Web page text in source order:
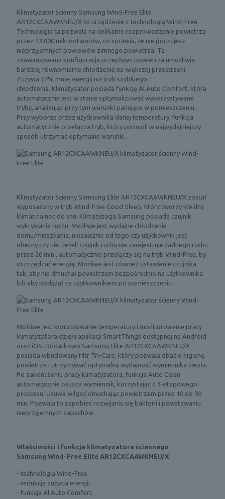
Klimatyzator ścienny Samsung Wind-Free Elite
AR12CXCAAWKNEU/X to urządzenie z technologią Wind-Free.
Technologia ta pozwala na delikatne rozprowadzenie powietrza
przez 23 000 mikrootworów, co sprawia, że nie poczujesz
nieprzyjemnych powiewów zimnego powietrza. Ta
zaawansowana konfiguracja przepływu powietrza umożliwia
bardziej równomierne chłodzenie na większej przestrzeni.
Zużywa 77% mniej energii niż tryb szybkiego
chłodzenia. Klimatyzator posiada funkcję Al Auto Comfort, która
automatycznie jest w stanie optymalizować wykorzystywane
tryby, analizując przy tym warunki panujące w pomieszczeniu.
Przy wyborze przez użytkownika danej temperatury, funkcja
automatycznie przełącza tryb, który pozwoli w najwydajniejszy
sposób utrzymać optymalne warunki.
Klimatyzator ścienny Samsung Elite AR12CXCAAWKNEU/X został
wyposażony w tryb Wind-Free Good Sleep, który tworzy idealny
klimat na noc do snu. Klimatyzacja Samsung posiada czujnik
wykrywania ruchu. Możliwe jest wydajne chłodzenie
domu/mieszkania, niezależnie od tego czy użytkownik jest
obecny czy nie. Jeżeli czujnik ruchu nie zarejestruje żadnego ruchu
przez 20 min., automatycznie przełączy się na tryb Wind-Free, by
oszczędzać energię. Możliwe jest również ustawienie czujnika
tak, aby nie dmuchał powietrzem bezpośrednio na użytkownika
lub aby podążał za użytkownikiem po pomieszczeniu.
Możliwe jest kontrolowanie temperatury i monitorowanie pracy
klimatyzatora dzięki aplikacji SmartThings dostępnej na Android
oraz iOS. Dodatkowo Samsung Elite AR12CXCAAWKNEU/X
posiada wbudowany filtr Tri-Care, który pozwala dbać o higienę
powietrza i utrzymywać optymalną wydajność wymiennika ciepła.
Po zakończeniu pracy klimatyzatora, funkcja Auto Clean
automatycznie osusza wymiennik, korzystając z 3-etapowego
proscesu. Usuwa wilgoć dmuchając powietrzem przez 10 do 30
min. Pozwala to zapobiec rozwijaniu się bakterii i powstawaniu
nieprzyjemnych zapachów.
Właściwości i funkcje klimatyzatora ściennego
Samsung Wind-Free Elite AR12CXCAAWKNEU/X
- technologia Wind-Free
- redukcja zużycia energii
- funkcja Al Auto Comfort